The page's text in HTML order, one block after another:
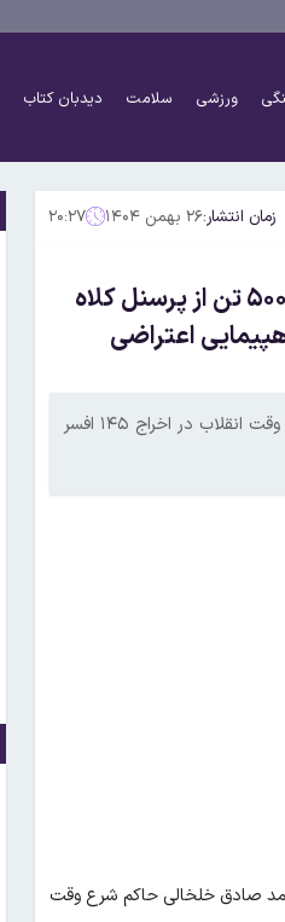
ورزشی سلامت دیدبان کتاب
زمان انتشار:۲۶ بهمن ۱۴۰۴ ۲۰:۲۷
۴۶سال پیش در چنین روزی؛روزی که خلخالی ۱۴۵ افسر ارتش را اخراج کرد/ ۵۰۰ تن از پرسنل کلاه
اعتراضی
رسانه‌های ایران ۴۶ سال پیش خبر اول خود را به حکم جنجالی آیت‌الله محمد صادق خلخالی حاکم شرع وقت انقلاب در اخراج ۱۴۵ افسر
محمد صادق خلخالی حاکم شرع وقت